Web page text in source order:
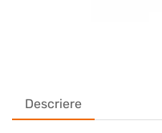
Descriere